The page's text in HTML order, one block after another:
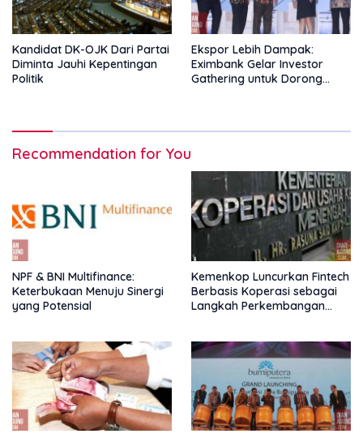
Kandidat DK-OJK Dari Partai
Diminta Jauhi Kepentingan
Politik
Ekspor Lebih Dampak:
Eximbank Gelar Investor
Gathering untuk Dorong
Recommendation for You
NPF & BNI Multifinance:
Keterbukaan Menuju Sinergi
yang Potensial
Kemenkop Luncurkan Fintech
Berbasis Koperasi sebagai
Langkah Perkembangan